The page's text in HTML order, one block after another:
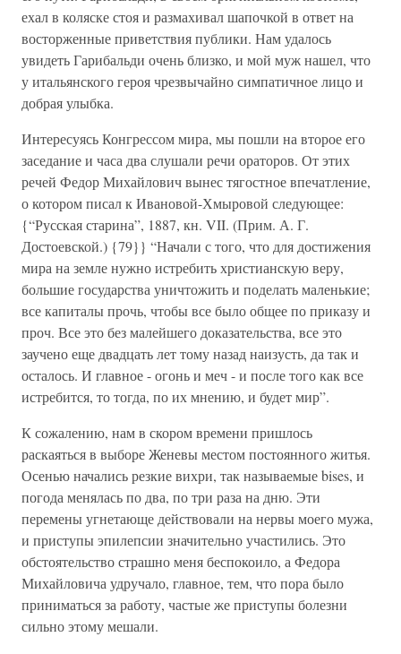
ехал в коляске стоя и размахивал шапочкой в ответ на
восторженные приветствия публики. Нам удалось
увидеть Гарибальди очень близко, и мой муж нашел, что
у итальянского героя чрезвычайно симпатичное лицо и
добрая улыбка.
Интересуясь Конгрессом мира, мы пошли на второе его
заседание и часа два слушали речи ораторов. От этих
речей Федор Михайлович вынес тягостное впечатление,
о котором писал к Ивановой-Хмыровой следующее:
{“Русская старина”, 1887, кн. VII. (Прим. А. Г.
Достоевской.) {79}} “Начали с того, что для достижения
мира на земле нужно истребить христианскую веру,
большие государства уничтожить и поделать маленькие;
все капиталы прочь, чтобы все было общее по приказу и
проч. Все это без малейшего доказательства, все это
заучено еще двадцать лет тому назад наизусть, да так и
осталось. И главное - огонь и меч - и после того как все
истребится, то тогда, по их мнению, и будет мир”.
К сожалению, нам в скором времени пришлось
раскаяться в выборе Женевы местом постоянного житья.
Осенью начались резкие вихри, так называемые bises, и
погода менялась по два, по три раза на дню. Эти
перемены угнетающе действовали на нервы моего мужа,
и приступы эпилепсии значительно участились. Это
обстоятельство страшно меня беспокоило, а Федора
Михайловича удручало, главное, тем, что пора было
приниматься за работу, частые же приступы болезни
сильно этому мешали.